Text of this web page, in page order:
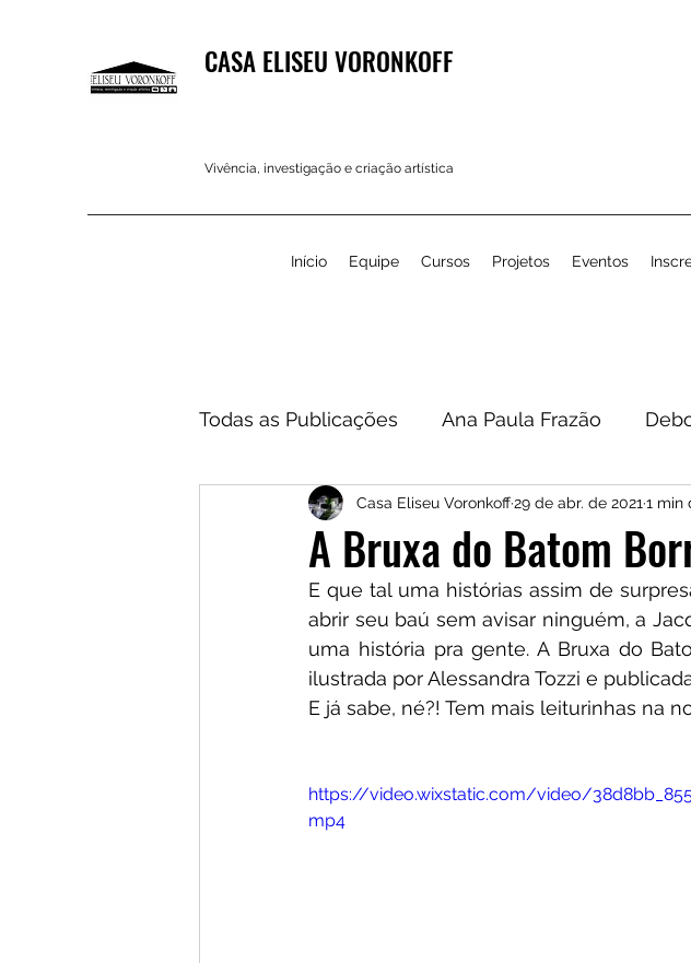
CASA ELISEU VORONKOFF
Vivência, investigação e criação artística
Início Equipe Cursos Projetos Eventos
Todas as Publicações Ana Paula Frazão
Marlene Gonçalves Jhonny Castro O
Cineclube Gengibirra Dia a Dia
Gestão Cultural Independente
A Bruxa do Batom
Casa Eliseu Voronkoff29 de abr. de 2021 1 min
E que tal uma histórias assim de
abrir seu baú sem avisar ninguém, a
uma história pra gente. A Bruxa do
ilustrada por Alessandra Tozzi e
E já sabe, né?! Tem mais leiturinhas na
https://video.wixstatic.com/video/
mp4